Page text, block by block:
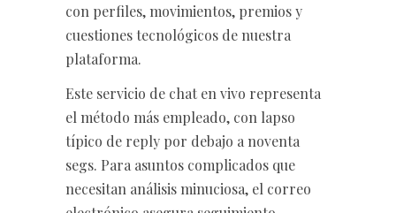
con perfiles, movimientos, premios y
cuestiones tecnológicos de nuestra
plataforma.
Este servicio de chat en vivo representa
el método más empleado, con lapso
típico de reply por debajo a noventa
segs. Para asuntos complicados que
necesitan análisis minuciosa, el correo